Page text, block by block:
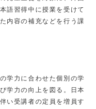
語習得中に授業を受けて
内容の補充などを行う課
学力に合わせた個別の学
学力の向上を図る。日本
い受講者の定員を増員す